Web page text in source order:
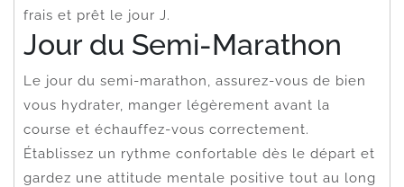
frais et prêt le jour J.
Jour du Semi-Marathon
Le jour du semi-marathon, assurez-vous de bien
vous hydrater, manger légèrement avant la
course et échauffez-vous correctement.
Établissez un rythme confortable dès le départ et
gardez une attitude mentale positive tout au long